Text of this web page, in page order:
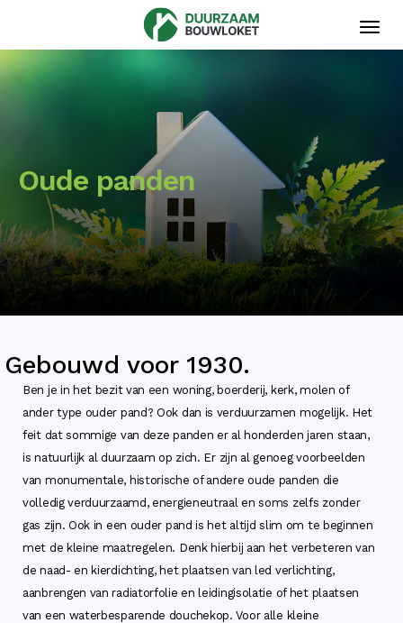
Oude panden
Gebouwd voor 1930.
Ben je in het bezit van een woning, boerderij, kerk, molen of
ander type ouder pand? Ook dan is verduurzamen mogelijk. Het
feit dat sommige van deze panden er al honderden jaren staan,
is natuurlijk al duurzaam op zich. Er zijn al genoeg voorbeelden
van monumentale, historische of andere oude panden die
volledig verduurzaamd, energieneutraal en soms zelfs zonder
gas zijn. Ook in een ouder pand is het altijd slim om te beginnen
met de kleine maatregelen. Denk hierbij aan het verbeteren van
de naad- en kierdichting, het plaatsen van led verlichting,
aanbrengen van radiatorfolie en leidingisolatie of het plaatsen
van een waterbesparende douchekop. Voor alle kleine